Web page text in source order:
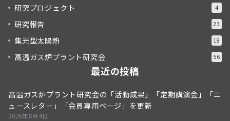
研究プロジェクト 4
研究報告 23
集光型太陽熱 18
高温ガス炉プラント研究会 56
最近の投稿
高温ガス炉プラント研究会の「活動成果」「定期講演会」「ニ
ュースレター」「会員専用ページ」を更新
2026年8月4日